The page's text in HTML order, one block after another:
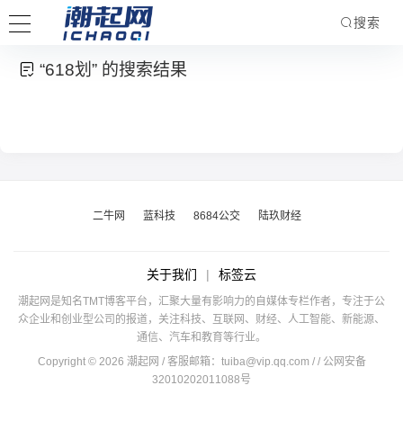
搜索
“618划” 的搜索结果
二牛网 蓝科技 8684公交 陆玖财经
关于我们 | 标签云
潮起网是知名TMT博客平台，汇聚大量有影响力的自媒体专栏作者，专注于公
众企业和创业型公司的报道，关注科技、互联网、财经、人工智能、新能源、
通信、汽车和教育等行业。
Copyright © 2026 潮起网 / 客服邮箱： tuiba@vip.qq.com / / 公网安备
32010202011088号